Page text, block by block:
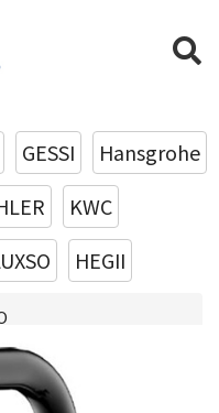
GESSI
Hansgrohe
KWC
HEGII